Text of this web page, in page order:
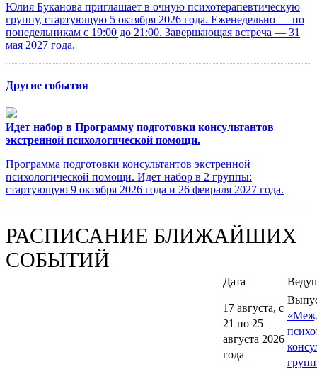
Юлия Буканова приглашает в очную психотерапевтическую
группу, стартующую 5 октября 2026 года. Еженедельно — по
понедельникам с 19:00 до 21:00. Завершающая встреча — 31
мая 2027 года.
Другие события
Идет набор в Программу подготовки консультантов
экстренной психологической помощи.
Программа подготовки консультантов экстренной
психологической помощи. Идет набор в 2 группы:
стартующую 9 октября 2026 года и 26 февраля 2027 года.
РАСПИСАНИЕ БЛИЖАЙШИХ
СОБЫТИЙ
Дата
17 августа, с
21 по 25
августа 2026
года